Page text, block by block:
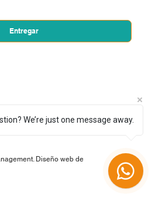
Entregar
Diseño web de
We’re just one message away.